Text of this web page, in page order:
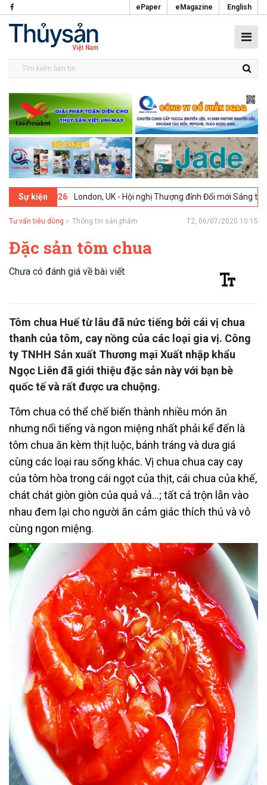
ePaper eMagazine English
Sự kiện
London, UK - Hội nghị Thượng đỉnh Đổi mới Sáng tạo trong
Tư vấn tiêu dùng Thông tin sản phẩm T2, 06/07/2020 10:15
Đặc sản tôm chua
Chưa có đánh giá về bài viết
Tôm chua Huế từ lâu đã nức tiếng bởi cái vị chua
thanh của tôm, cay nồng của các loại gia vị. Công
ty TNHH Sản xuất Thương mại Xuất nhập khẩu
Ngọc Liên đã giới thiệu đặc sản này với bạn bè
quốc tế và rất được ưa chuộng.
Tôm chua có thể chế biến thành nhiều món ăn
nhưng nổi tiếng và ngon miệng nhất phải kể đến là
tôm chua ăn kèm thịt luộc, bánh tráng và dưa giá
cùng các loại rau sống khác. Vị chua chua cay cay
của tôm hòa trong cái ngọt của thịt, cái chua của khế,
chát chát giòn giòn của quả vả…; tất cả trộn lẫn vào
nhau đem lại cho người ăn cảm giác thích thú và vô
cùng ngon miệng.